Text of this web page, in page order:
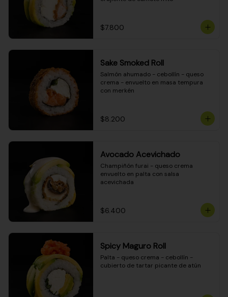
$7.800
Sake Smoked Roll
Salmón ahumado - cebollín - queso
crema - envuelto en masa tempura
con merkén
$8.200
Avocado Acevichado
Champiñón furai - queso crema
envuelto en palta con salsa
acevichada
$6.400
Spicy Maguro Roll
Palta - queso crema - cebollín -
cubierto de tartar picante de atún